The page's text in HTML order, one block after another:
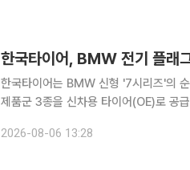
한국타이어, BMW 전기 플래
한국타이어는 BMW 신형 '7시리즈'의
제품군 3종을 신차용 타이어(OE)로 공급한다고 6일 밝혔다. 한
족한 제품에만 부여되는 오리지널 타이어
2026-08-06 13:28